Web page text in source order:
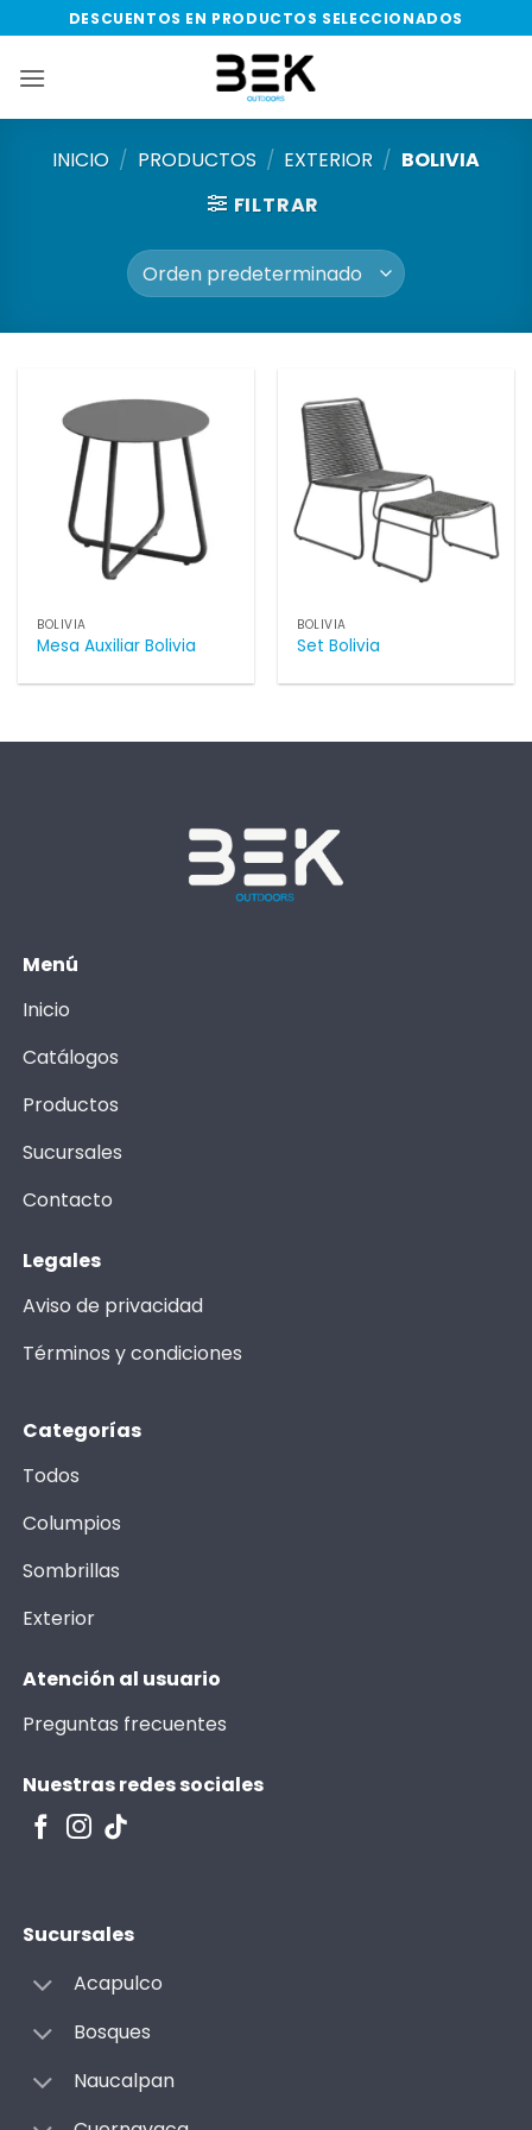
al
contenido
DESCUENTOS EN PRODUCTOS SELECCIONADOS
INICIO / PRODUCTOS / EXTERIOR / BOLIVIA
FILTRAR
BOLIVIA
Mesa Auxiliar Bolivia
BOLIVIA
Set Bolivia
Menú
Inicio
Catálogos
Productos
Sucursales
Contacto
Legales
Aviso de privacidad
Términos y condiciones
Categorías
Todos
Columpios
Sombrillas
Exterior
Atención al usuario
Preguntas frecuentes
Nuestras redes sociales
Sucursales
Acapulco
Bosques
Naucalpan